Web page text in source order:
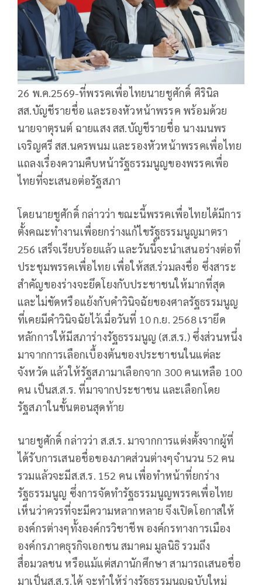
26 พ.ค.2569-ที่พรรคเพื่อไทยนายชูศักดิ์ ศิรินิล
สส.บัญชีรายชื่อ และรองหัวหน้าพรรค พร้อมด้วย
นายจาตุรนต์ ฉายแสง สส.บัญชีรายชื่อ นางมนพร
เจริญศรี สส.นครพนม และรองหัวหน้าพรรคเพื่อไทย
แถลงเรื่องความคืบหน้ารัฐธรรมนูญของพรรคเพื่อ
ไทยที่จะเสนอต่อรัฐสภา
โดยนายชูศักดิ์ กล่าวว่า ขณะนี้พรรคเพื่อไทยได้มีการ
ตั้งคณะทำงานเพื่อยกร่างแก้ไขรัฐธรรมนูญมาตรา
256 เสร็จเรียบร้อยแล้ว และวันนี้จะนำเสนอร่างต่อที่
ประชุมพรรคเพื่อไทย เพื่อให้สส.ร่วมลงชื่อ ซึ่งสาระ
สำคัญของร่างจะยึดโยงกับประชาชนให้มากที่สุด
และไม่ขัดหรือแย้งกับคำวินิจฉัยของศาลรัฐธรรมนูญ
ที่เคยมีคำวินิจฉัยไว้เมื่อวันที่ 10 ก.ย. 2568 เรายึด
หลักการให้มีสภาร่างรัฐธรรมนูญ (ส.ส.ร.) ซึ่งส่วนหนึ่ง
มาจากการเลือกเบื้องต้นของประชาชนในแต่ละ
จังหวัด แล้วให้รัฐสภามาเลือกจาก 300 คนเหลือ 100
คน เป็นส.ส.ร. ที่มาจากประชาชน และเลือกโดย
รัฐสภาในขั้นตอนสุดท้าย
นายชูศักดิ์ กล่าวว่า ส.ส.ร. มาจากการแต่งตั้งจากผู้ที่
ได้รับการเสนอชื่อของภาคส่วนต่างๆจำนวน 52 คน
รวมแล้วจะมีส.ส.ร. 152 คน เพื่อทำหน้าที่ยกร่าง
รัฐธรรมนูญ ซึ่งการจัดทำรัฐธรรมนูญพรรคเพื่อไทย
เห็นว่าควรที่จะมีความหลากหลาย จึงเปิดโอกาสให้
องค์กรต่างๆทั้งองค์กรวิชาชีพ องค์กรทางการเมือง
องค์กรภาคธุรกิจเอกชน สมาคม มูลนิธิ รวมถึง
สื่อมวลชน หรือแม้แต่สภานักศึกษา สามารถเสนอชื่อ
มาเป็นส.ส.ร.ได้ จะทำให้ร่างรัฐธรรมนูญฉบับใหม่